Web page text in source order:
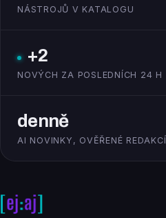
NÁSTROJŮ V KATALOGU
+2
NOVÝCH ZA POSLEDNÍCH 24 H
denně
AI NOVINKY, OVĚŘENÉ REDAKCÍ